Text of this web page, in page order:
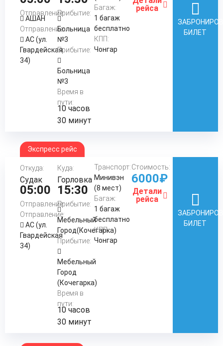
Отправление:
АШАН
Отправление:
АС (ул.
Гвардейская
34)
Прибытие:
Больница
№3
Прибытие:
Больница
№3
Время в
пути:
10 часов
30 минут
Багаж:
1 багаж
бесплатно
КПП:
Чонгар
рейса
БИЛЕТ
Экспресс рейс
Откуда:
Судак
05:00
Отправление:
Отправление:
АС (ул.
Гвардейская
34)
Куда:
Горловка
15:30
Прибытие:
Мебельный
Город(Кочегарка)
Прибытие:
Мебельный
Город
(Кочегарка)
Время в
пути:
10 часов
30 минут
Транспорт:
Минивэн
(8 мест)
Багаж:
1 багаж
бесплатно
КПП:
Чонгар
Стоимость:
6000₽
Детали
рейса
БИЛЕТ